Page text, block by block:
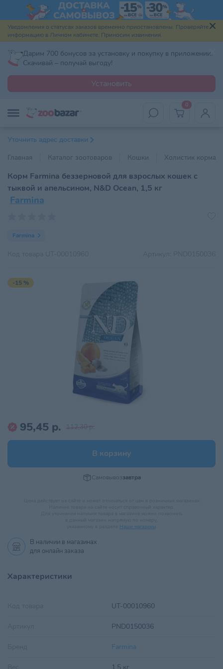
Уведомления о статусах заказов временно приостановлены. Проверяйте
информацию в Личном кабинете. Приносим извинения.
Дарим 700 бонусов за установку и покупку в приложении.
Скачивай – получай выгоду!
Установить
0
Уточнить адрес доставки
Главная
Каталог зоотоваров Кошки Холистик корма
Корм Farmina беззерновой для взрослых кошек с
тыквой и апельсином, N&D Ocean, 1,5 кг
Farmina
Farmina
-15 %
95,45 р. 112,30 р.
В корзину
Самовывоззавтра
Наши магазины.
В наличии в магазинах
для онлайн заказа
Характеристики
UT-00010960
PND0150036
Farmina